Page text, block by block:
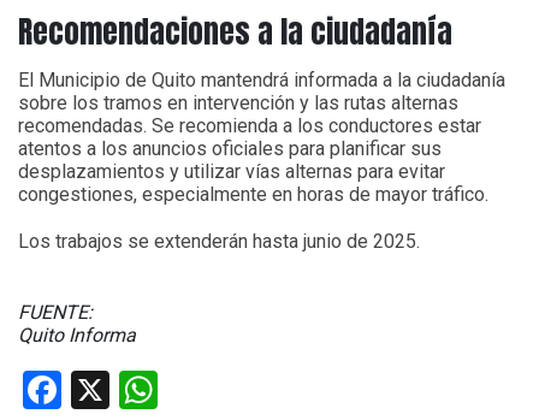
Recomendaciones a la ciudadanía
El Municipio de Quito mantendrá informada a la ciudadanía
sobre los tramos en intervención y las rutas alternas
recomendadas. Se recomienda a los conductores estar
atentos a los anuncios oficiales para planificar sus
desplazamientos y utilizar vías alternas para evitar
congestiones, especialmente en horas de mayor tráfico.
Los trabajos se extenderán hasta junio de 2025.
FUENTE:
Quito Informa
Facebook
X